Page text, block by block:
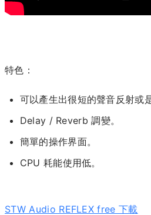
特色：
可以產生出很短的聲音反射或
Delay / Reverb 調變。
簡單的操作界面。
CPU 耗能使用低。
STW Audio REFLEX free 下載